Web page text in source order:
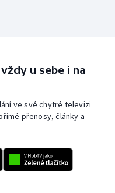
u sebe i na
ve své chytré televizi
přenosy, články a